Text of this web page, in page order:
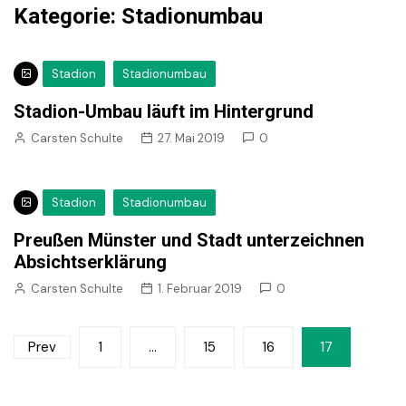
Kategorie: Stadionumbau
Stadion Stadionumbau
Stadion-Umbau läuft im Hintergrund
Carsten Schulte 27. Mai 2019 0
Stadion Stadionumbau
Preußen Münster und Stadt unterzeichnen
Absichtserklärung
Carsten Schulte 1. Februar 2019 0
Seitennummerierung
Prev 1 … 15 16 17